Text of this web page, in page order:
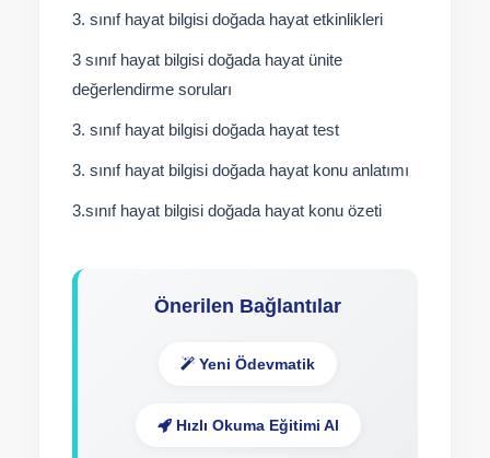
3. sınıf hayat bilgisi doğada hayat etkinlikleri
3 sınıf hayat bilgisi doğada hayat ünite
değerlendirme soruları
3. sınıf hayat bilgisi doğada hayat test
3. sınıf hayat bilgisi doğada hayat konu anlatımı
3.sınıf hayat bilgisi doğada hayat konu özeti
Önerilen Bağlantılar
Yeni Ödevmatik
Hızlı Okuma Eğitimi Al